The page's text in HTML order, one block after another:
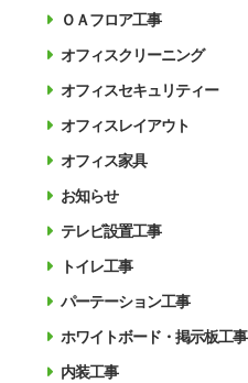
ＯＡフロア工事
オフィスクリーニング
オフィスセキュリティー
オフィスレイアウト
オフィス家具
お知らせ
テレビ設置工事
トイレ工事
パーテーション工事
ホワイトボード・掲示板工事
内装工事